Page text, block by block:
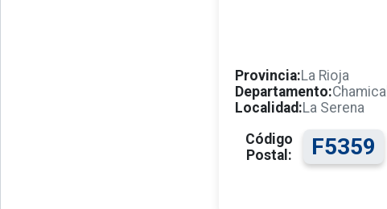
Provincia:La Rioja
Departamento:Chamical
Localidad:La Serena
Código
Postal:
F5359